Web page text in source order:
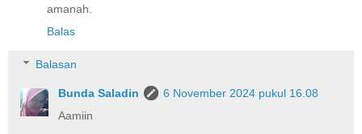
amanah.
Balas
Balasan
Bunda Saladin
6 November 2024 pukul 16.08
Aamiin